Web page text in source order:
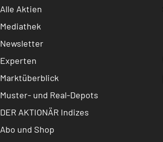
Alle Aktien
Mediathek
Newsletter
Experten
Marktüberblick
Muster- und Real-Depots
DER AKTIONÄR Indizes
Abo und Shop